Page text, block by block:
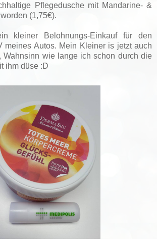
Pflegedusche mit Mandarine- &
(1,75€).
kleiner Belohnungs-Einkauf für den
meines Autos. Mein Kleiner is jetzt auch
Wahnsinn wie lange ich schon durch die
ihm düse :D